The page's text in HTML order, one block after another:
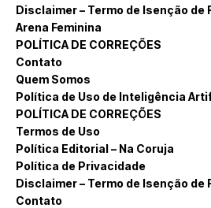
Disclaimer – Termo de Isenção
Arena Feminina
POLÍTICA DE CORREÇÕES
Contato
Quem Somos
Política de Uso de Inteligência
POLÍTICA DE CORREÇÕES
Termos de Uso
Política Editorial – Na Coruja
Política de Privacidade
Disclaimer – Termo de Isenção
Contato